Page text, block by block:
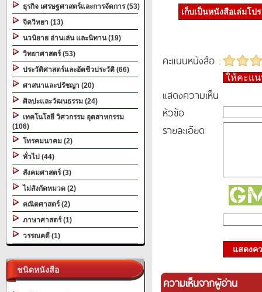
ธุรกิจ เศรษฐศาสตร์และการจัดการ (53)
จิตวิทยา (13)
นวนิยาย อ่านเล่น และนิทาน (19)
วิทยาศาสตร์ (53)
ประวัติศาสตร์และอัตชีวประวัติ (66)
ศาสนาและปรัชญา (20)
ศิลปะและวัฒนธรรม (24)
เทคโนโลยี วิศวกรรม อุตสาหกรรม
(106)
โทรคมนาคม (2)
ทั่วไป (44)
สังคมศาสตร์ (3)
ไม่สังกัดหมวด (2)
คณิตศาสตร์ (2)
ภาษาศาสตร์ (1)
วรรณคดี (1)
ชนิดหนังสือ
เก็บเป็นหนังสือเล่มโป
คะแนนหนังสือ :
ให้คะแ
แสดงความเห็น
หัวข้อ
รายละเอียด
แสดงค
ความเห็นจากผู้อ่าน